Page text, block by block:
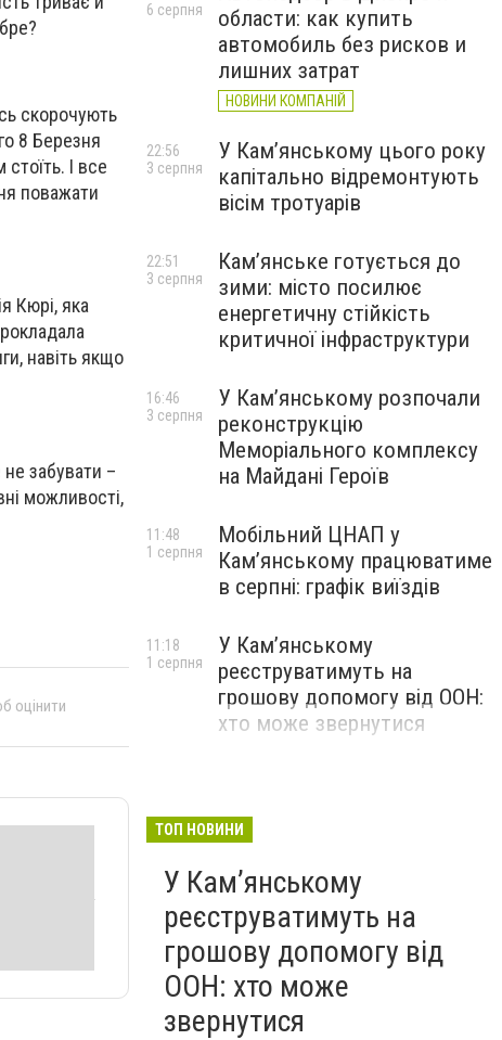
скорочують
8 Березня
І все
поважати
Кюрі, яка
навіть якщо
забувати –
можливості,
оцінити
области: как купить
автомобиль без рисков и
лишних затрат
НОВИНИ КОМПАНІЙ
6 серпня
У Кам’янському цього року
капітально відремонтують
вісім тротуарів
22:56
3 серпня
Кам’янське готується до
зими: місто посилює
енергетичну стійкість
критичної інфраструктури
22:51
3 серпня
У Кам’янському розпочали
реконструкцію
Меморіального комплексу
на Майдані Героїв
16:46
3 серпня
Мобільний ЦНАП у
Кам’янському працюватиме
в серпні: графік виїздів
11:48
1 серпня
У Кам’янському
реєструватимуть на
грошову допомогу від ООН:
хто може звернутися
11:18
1 серпня
ТОП НОВИНИ
У Кам’янському
реєструватимуть на
грошову допомогу від
ООН: хто може
звернутися